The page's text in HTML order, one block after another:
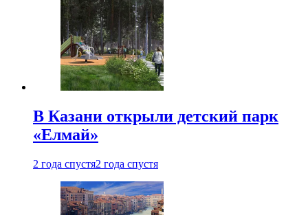
В Казани открыли детский парк
«Елмай»
2 года спустя2 года спустя